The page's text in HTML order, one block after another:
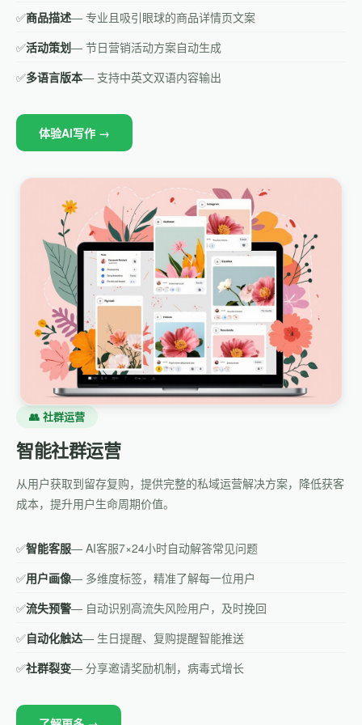
✅商品描述— 专业且吸引眼球的商品详情页文案
✅活动策划— 节日营销活动方案自动生成
✅多语言版本— 支持中英文双语内容输出
体验AI写作 →
👥 社群运营
智能社群运营
从用户获取到留存复购，提供完整的私域运营解决方案，降低获客
成本，提升用户生命周期价值。
✅智能客服— AI客服7×24小时自动解答常见问题
✅用户画像— 多维度标签，精准了解每一位用户
✅流失预警— 自动识别高流失风险用户，及时挽回
✅自动化触达— 生日提醒、复购提醒智能推送
✅社群裂变— 分享邀请奖励机制，病毒式增长